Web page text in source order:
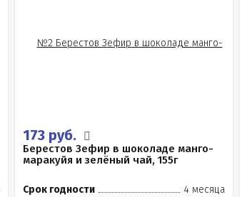
173 руб.
Берестов Зефир в шоколаде манго-
маракуйя и зелёный чай, 155г
Срок годности
4 месяца